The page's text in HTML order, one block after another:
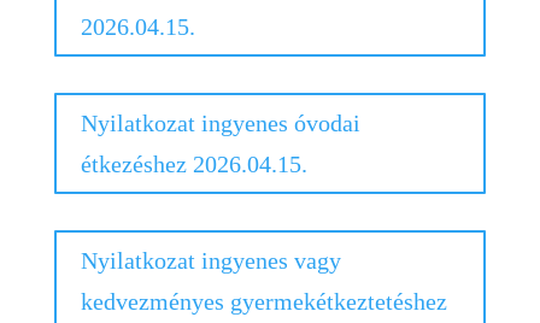
2026.04.15.
Nyilatkozat ingyenes óvodai
étkezéshez 2026.04.15.
Nyilatkozat ingyenes vagy
kedvezményes gyermekétkeztetéshez